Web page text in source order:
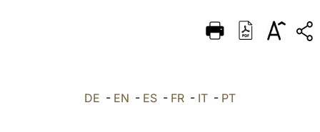
DEUTSCH
العربيّة DE - EN - ES - FR - IT - PT